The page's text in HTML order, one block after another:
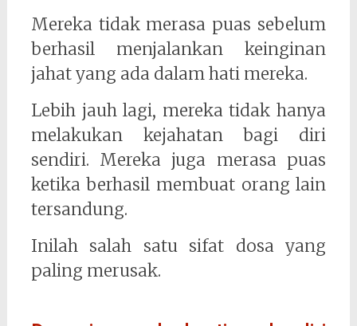
Mereka tidak merasa puas sebelum
berhasil menjalankan keinginan
jahat yang ada dalam hati mereka.
Lebih jauh lagi, mereka tidak hanya
melakukan kejahatan bagi diri
sendiri. Mereka juga merasa puas
ketika berhasil membuat orang lain
tersandung.
Inilah salah satu sifat dosa yang
paling merusak.